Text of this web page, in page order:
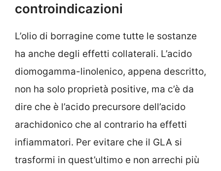
controindicazioni
L’olio di borragine come tutte le sostanze
ha anche degli effetti collaterali. L’acido
diomogamma-linolenico, appena descritto,
non ha solo proprietà positive, ma c’è da
dire che è l’acido precursore dell’acido
arachidonico che al contrario ha effetti
infiammatori. Per evitare che il GLA si
trasformi in quest’ultimo e non arrechi più